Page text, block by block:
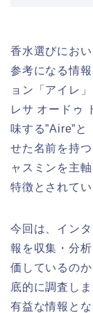
香水選びにお
参考になる情
ョン「アイレ
レサ オードゥ
味する”Aire”
せた名前を持
ャスミンを主
特徴とされてい
今回は、イン
報を収集・分
価しているの
底的に調査し
有益な情報と